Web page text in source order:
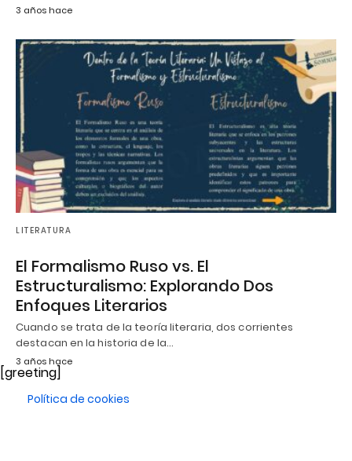
3 años hace
LITERATURA
El Formalismo Ruso vs. El
Estructuralismo: Explorando Dos
Enfoques Literarios
Cuando se trata de la teoría literaria, dos corrientes
destacan en la historia de la…
3 años hace
[greeting]
Política de cookies